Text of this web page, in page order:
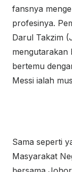
fansnya
profesinya.
Darul Takzim
mengutarakan
bertemu
Messi ialah
Sama seperti
Masyarakat